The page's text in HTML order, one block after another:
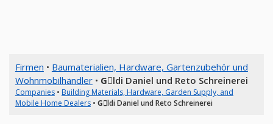
Firmen • Baumaterialien, Hardware, Gartenzubehör und
Wohnmobilhändler• Gِldi Daniel und Reto Schreinerei
Companies• Building Materials, Hardware, Garden Supply, and
Mobile Home Dealers• Gِldi Daniel und Reto Schreinerei